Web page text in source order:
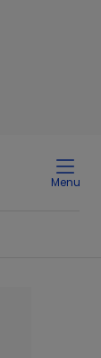
Menu